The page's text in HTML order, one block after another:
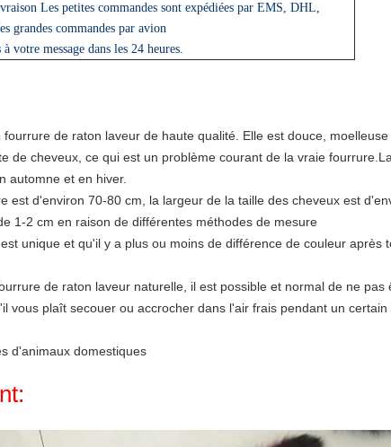
Les petites commandes sont expédiées par EMS, DHL,
grandes commandes par avion
votre message dans les 24 heures.
de raton laveur de haute qualité. Elle est douce, moelleuse
de cheveux, ce qui est un problème courant de la vraie
automne et en hiver.
est d'environ 70-80 cm, la largeur de la taille des cheveux est
1-2 cm en raison de différentes méthodes de mesure
unique et qu'il y a plus ou moins de différence de couleur après
de raton laveur naturelle, il est possible et normal de ne pas
vous plaît secouer ou accrocher dans l'air frais pendant un certain
d'animaux domestiques